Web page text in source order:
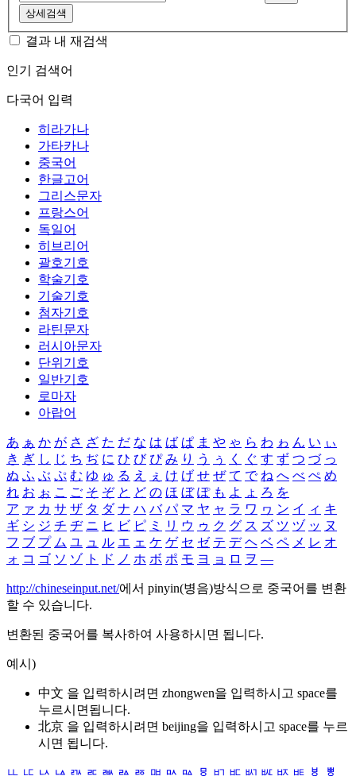
상세검색
결과 내 재검색
인기 검색어
다국어 입력
히라가나
가타카나
중국어
한글고어
그리스문자
프랑스어
독일어
히브리어
괄호기호
학술기호
기술기호
첨자기호
라틴문자
러시아문자
단위기호
일반기호
로마자
아랍어
あ ぁ か が さ ざ た だ な は ば ぱ ま や ゃ ら わ ゎ ん い ぃ
き ぎ し じ ち ぢ に ひ び ぴ み り う ぅ く ぐ す ず つ づ っ
ぬ ふ ぶ ぷ む ゆ ゅ る え ぇ け げ せ ぜ て で ね へ べ ぺ め
れ お ぉ こ ご そ ぞ と ど の ほ ぼ ぽ も よ ょ ろ を
ア ァ カ サ ザ タ ダ ナ ハ バ パ マ ヤ ャ ラ ワ ヮ ン イ ィ キ
ギ シ ジ チ ヂ ニ ヒ ビ ピ ミ リ ウ ゥ ク グ ス ズ ツ ヅ ッ ヌ
フ ブ プ ム ユ ュ ル エ ェ ケ ゲ セ ゼ テ デ ヘ ベ ペ メ レ オ
ォ コ ゴ ソ ゾ ト ド ノ ホ ボ ポ モ ヨ ョ ロ ヲ ―
http://chineseinput.net/에서 pinyin(병음)방식으로 중국어를 변환
할 수 있습니다.
변환된 중국어를 복사하여 사용하시면 됩니다.
예시)
中文 을 입력하시려면 zhongwen을 입력하시고 space를
누르시면됩니다.
北京 을 입력하시려면 beijing을 입력하시고 space를 누르
시면 됩니다.
ㅥ ㅦ ㅧ ㅨ ㅩ ㅪ ㅫ ㅬ ㅭ ㅮ ㅯ ㅰ ㅱ ㅲ ㅳ ㅴ ㅵ ㅶ ㅷ ㅸ
ㅹ